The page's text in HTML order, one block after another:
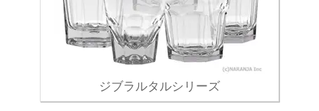
ジブラルタルシリーズ